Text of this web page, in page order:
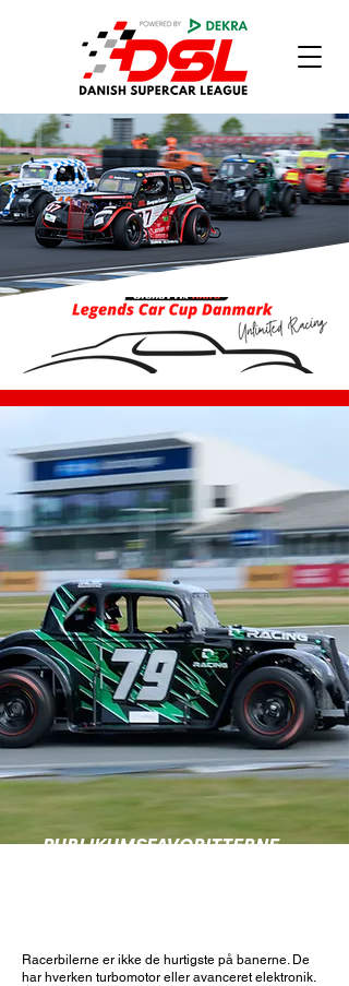
PUBLIKUMSFAVORITTERNE
Racerbilerne er ikke de hurtigste på banerne. De
har hverken turbomotor eller avanceret elektronik.